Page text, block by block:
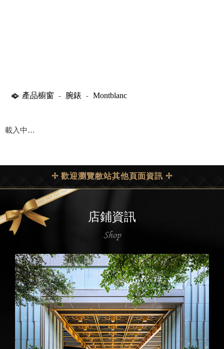
產品櫥窗 - 腕錶 - Montblanc
載入中…
✢ 歡迎瀏覽敝站其他頁面資訊 ✢
店鋪資訊
Shop